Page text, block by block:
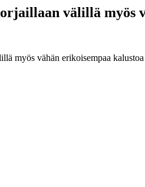
välillä myös
myös vähän erikoisempaa kalustoa